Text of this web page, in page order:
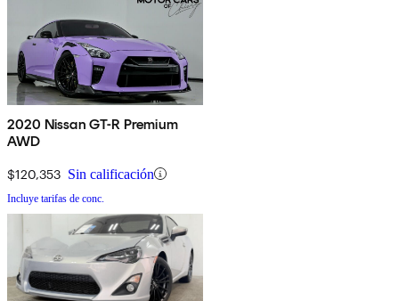
2020 Nissan GT-R Premium
AWD
$120,353 Sin calificación
Incluye tarifas de conc.